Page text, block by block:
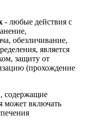
- любые действия с
обезличивание,
является
защиту от
(прохождение
содержащие
может включать